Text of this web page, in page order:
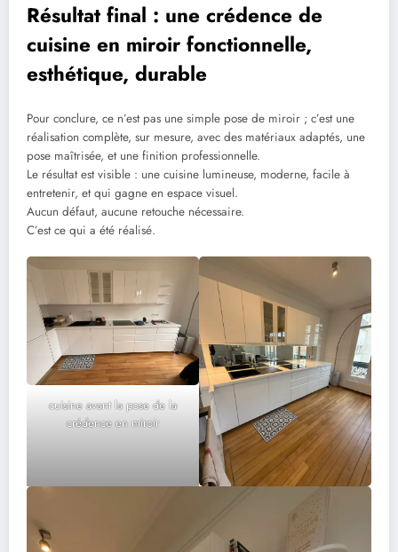
Résultat final : une crédence de
cuisine en miroir fonctionnelle,
esthétique, durable
Pour conclure, ce n’est pas une simple pose de miroir ; c’est une
réalisation complète, sur mesure, avec des matériaux adaptés, une
pose maîtrisée, et une finition professionnelle.
Le résultat est visible : une cuisine lumineuse, moderne, facile à
entretenir, et qui gagne en espace visuel.
Aucun défaut, aucune retouche nécessaire.
C’est ce qui a été réalisé.
cuisine avant la pose de la
crédence en miroir